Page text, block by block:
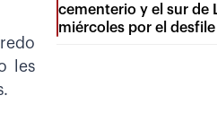
les
cementerio y el sur de
miércoles por el